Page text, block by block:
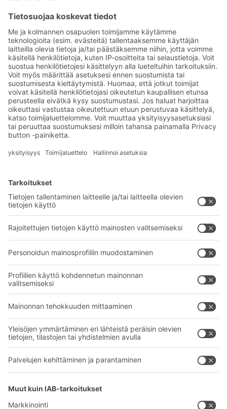
Tilaa BITO-uutiskirjeemme:
Uutisia ja faktoja
varastologistiikan
maailmasta
Eksklusiiviset alennukset
Tuoteinnovaatiot
BITO-ratkaisut
Laatikot ja säiliöt
Kuljetusjärjestelmät
Palvelumme
Neuvonta & Palvelu
BITO PROJEKTIOPAS
Yhteydenottolomake
Yritys
Tietoa meistä
Kansainvälinen verkostomme
Tehtaamme
YOUR LIFE.